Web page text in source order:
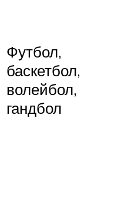
Футбол,
баскетбол,
волейбол,
гандбол